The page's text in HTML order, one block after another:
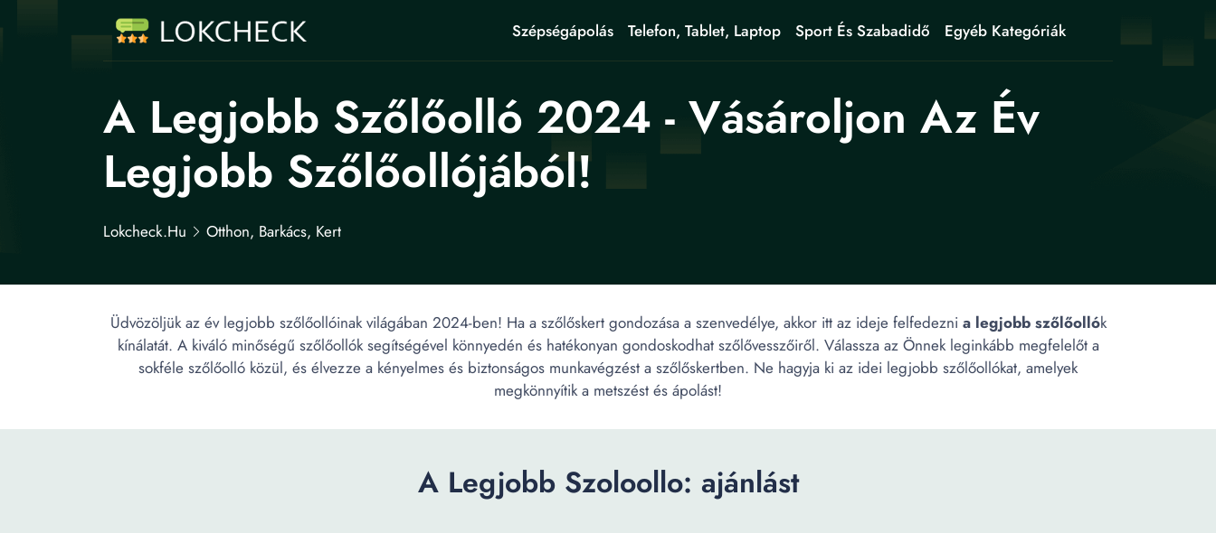
Szépségápolás Telefon, Tablet, Laptop Sport És Szabadidő Egyéb Kategóriák
A Legjobb Szőlőolló 2024 - Vásároljon Az Év
Legjobb Szőlőollójából!
Lokcheck.hu Otthon, Barkács, Kert
Üdvözöljük az év legjobb szőlőollóinak világában 2024-ben! Ha a szőlőskert gondozása a szenvedélye, akkor itt az ideje felfedezni a legjobb szőlőollók
kínálatát. A kiváló minőségű szőlőollók segítségével könnyedén és hatékonyan gondoskodhat szőlővesszőiről. Válassza az Önnek leginkább megfelelőt a
sokféle szőlőolló közül, és élvezze a kényelmes és biztonságos munkavégzést a szőlőskertben. Ne hagyja ki az idei legjobb szőlőollókat, amelyek
megkönnyítik a metszést és ápolást!
A Legjobb Szoloollo: ajánlást